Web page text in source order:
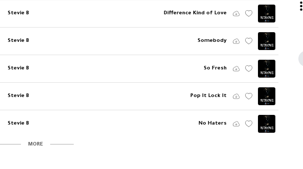
Difference Kind of Love
Stevie B
Somebody
Stevie B
So Fresh
Stevie B
Pop It Lock It
Stevie B
No Haters
Stevie B
MORE